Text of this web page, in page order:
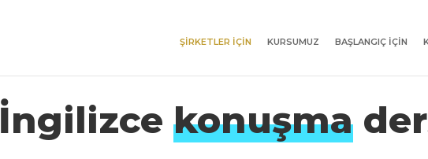
ŞIRKETLER IÇIN KURSUMUZ BAŞLANGIÇ IÇIN
İngilizce konuşma